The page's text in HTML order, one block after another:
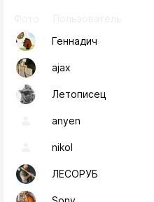
Геннадич
ajax
Летописец
anyen
nikol
ЛЕСОРУБ